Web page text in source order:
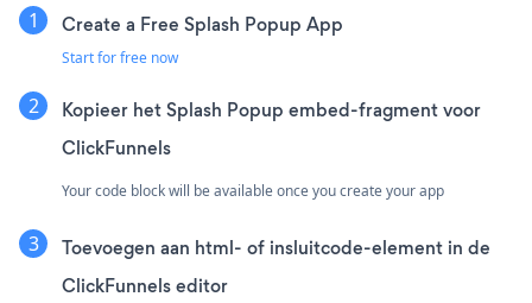
Create a Free Splash Popup App
Start for free now
Kopieer het Splash Popup embed-fragment voor
ClickFunnels
Your code block will be available once you create your app
Toevoegen aan html- of insluitcode-element in de
ClickFunnels editor